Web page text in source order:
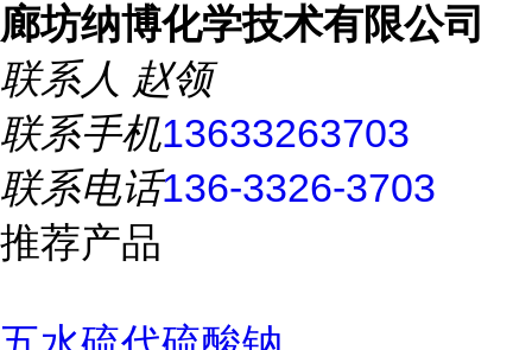
廊坊纳博化学技术有限公司
联系人 赵领
联系手机13633263703
联系电话136-3326-3703
推荐产品